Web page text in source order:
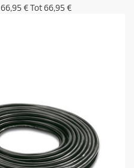
66,95 €Tot66,95 €